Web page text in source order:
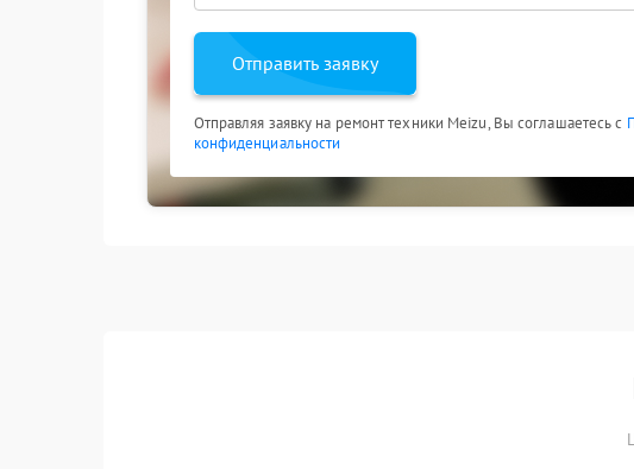
Отправить заявку
Отправляя заявку на ремонт техники Meizu, Вы соглашаетесь с
конфиденциальности